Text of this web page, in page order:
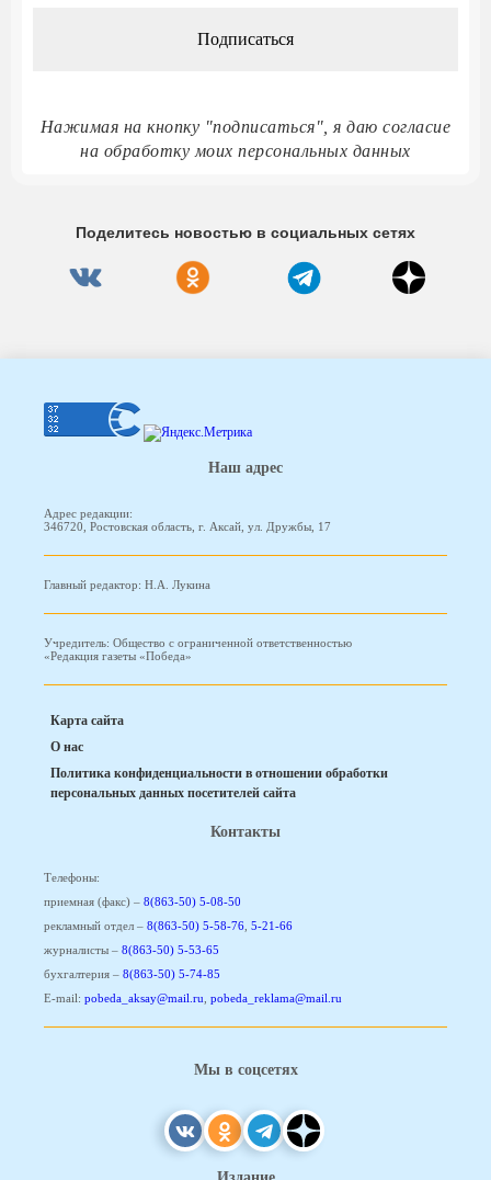
Нажимая на кнопку "подписаться", я даю согласие
на обработку моих персональных данных
Поделитесь новостью в социальных сетях
Наш адрес
Адрес редакции:
346720, Ростовская область, г. Аксай, ул. Дружбы, 17
Главный редактор: Н.А. Лукина
Учредитель: Общество с ограниченной ответственностью
«Редакция газеты «Победа»
Карта сайта
О нас
Политика конфиденциальности в отношении обработки
персональных данных посетителей сайта
Контакты
Телефоны:
приемная (факс) – 8(863-50) 5-08-50
рекламный отдел – 8(863-50) 5-58-76, 5-21-66
журналисты – 8(863-50) 5-53-65
бухгалтерия – 8(863-50) 5-74-85
E-mail: pobeda_aksay@mail.ru, pobeda_reklama@mail.ru
Мы в соцсетях
Издание